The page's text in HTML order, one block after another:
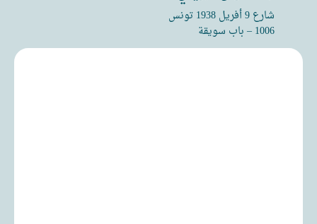
شارع 9 أفريل 1938 تونس
1006 – باب سويقة